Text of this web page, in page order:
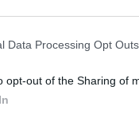
Data Processing Opt Outs
opt-out of the Sharing of